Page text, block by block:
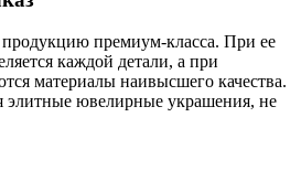
премиум-класса. При ее
каждой детали, а при
материалы наивысшего качества.
элитные ювелирные украшения, не